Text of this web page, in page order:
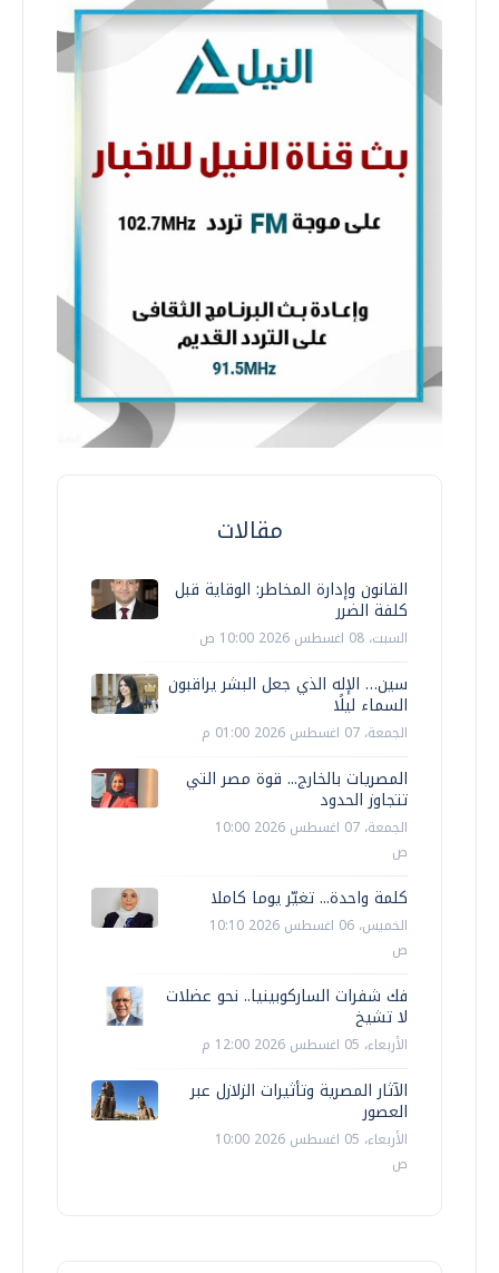
مقالات
القانون وإدارة المخاطر: الوقاية قبل
كلفة الضرر
السبت، 08 اغسطس 2026 10:00 ص
سين… الإله الذي جعل البشر يراقبون
السماء ليلًا
الجمعة، 07 اغسطس 2026 01:00 م
المصريات بالخارج... قوة مصر التي
تتجاوز الحدود
الجمعة، 07 اغسطس 2026 10:00
ص
كلمة واحدة... تغيّر يوما كاملا
الخميس، 06 اغسطس 2026 10:10
ص
فك شفرات الساركوبينيا.. نحو عضلات
لا تشيخ
الأربعاء، 05 اغسطس 2026 12:00 م
الآثار المصرية وتأثيرات الزلازل عبر
العصور
الأربعاء، 05 اغسطس 2026 10:00
ص